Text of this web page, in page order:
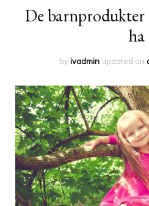
De
ha
byivadmin updated on